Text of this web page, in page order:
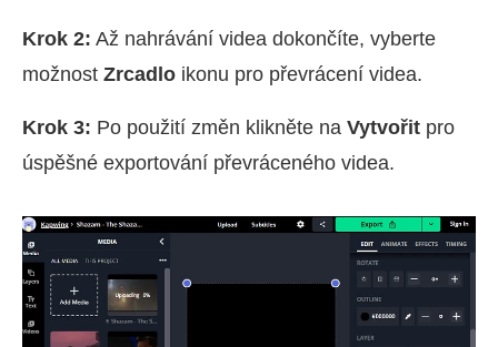
Krok 2: Až nahrávání videa dokončíte, vyberte
možnost Zrcadlo ikonu pro převrácení videa.
Krok 3: Po použití změn klikněte na Vytvořit pro
úspěšné exportování převráceného videa.